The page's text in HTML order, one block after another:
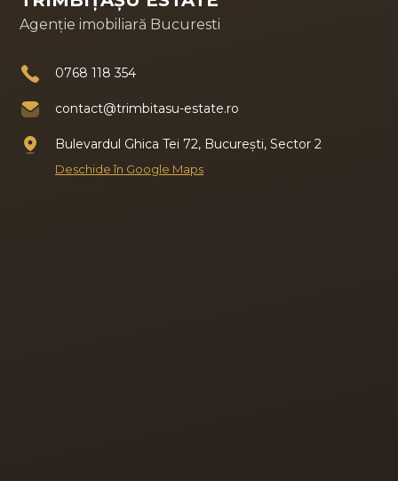
Agenție imobiliară Bucuresti
0768 118 354
contact@trimbitasu-estate.ro
Bulevardul Ghica Tei 72, București, Sector 2
Deschide în Google Maps